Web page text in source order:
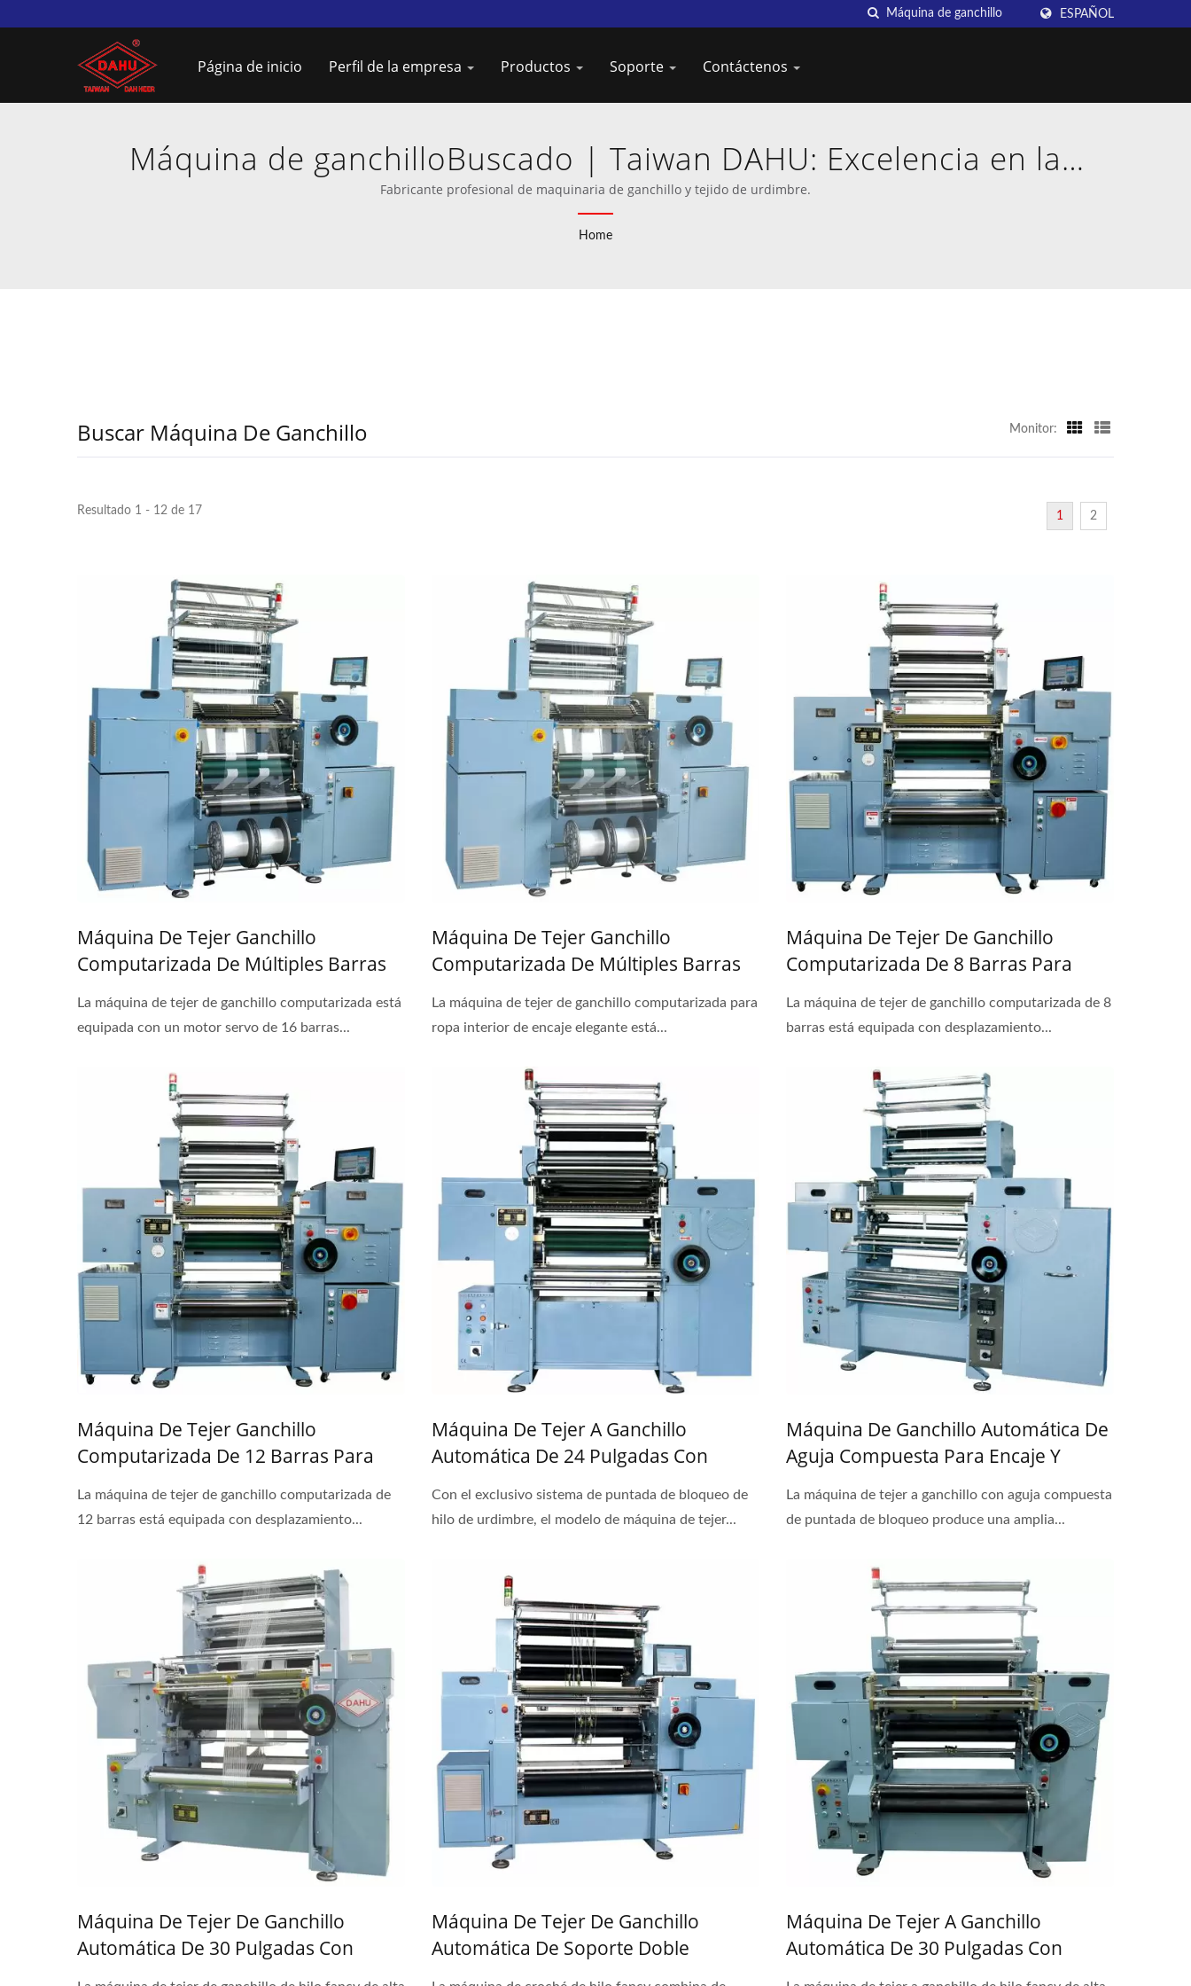
ESPAÑOL
Página de inicio Perfil de la empresa Productos Soporte Contáctenos
Máquina de ganchilloBuscado | Taiwan DAHU: Excelencia en la
Fabricación de Máquinas de Ganchillo
Fabricante profesional de maquinaria de ganchillo y tejido de urdimbre.
Home
Buscar Máquina De Ganchillo Monitor:
Resultado 1 - 12 de 17 1 2
Máquina De Tejer Ganchillo
Computarizada De Múltiples Barras
Elegantes
La máquina de tejer de ganchillo computarizada está
equipada con un motor servo de 16 barras...
Máquina De Tejer Ganchillo
Computarizada De Múltiples Barras
Elegantes
La máquina de tejer de ganchillo computarizada para
ropa interior de encaje elegante está...
Máquina De Tejer De Ganchillo
Computarizada De 8 Barras Para
La máquina de tejer de ganchillo computarizada de 8
barras está equipada con desplazamiento...
Máquina De Tejer Ganchillo
Computarizada De 12 Barras Para
La máquina de tejer de ganchillo computarizada de
12 barras está equipada con desplazamiento...
Máquina De Tejer A Ganchillo
Automática De 24 Pulgadas Con
Banda Plana Elástica
Con el exclusivo sistema de puntada de bloqueo de
hilo de urdimbre, el modelo de máquina de tejer...
Máquina De Ganchillo Automática De
Aguja Compuesta Para Encaje Y
La máquina de tejer a ganchillo con aguja compuesta
de puntada de bloqueo produce una amplia...
Máquina De Tejer De Ganchillo
Automática De 30 Pulgadas Con
Máquina De Tejer De Ganchillo
Automática De Soporte Doble
Máquina De Tejer A Ganchillo
Automática De 30 Pulgadas Con